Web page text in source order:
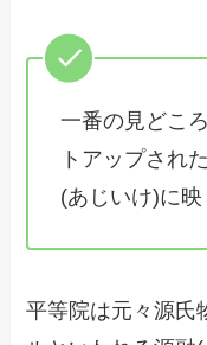
一番の見どこ
トアップされ
(あじいけ)に映
平等院は元々源氏